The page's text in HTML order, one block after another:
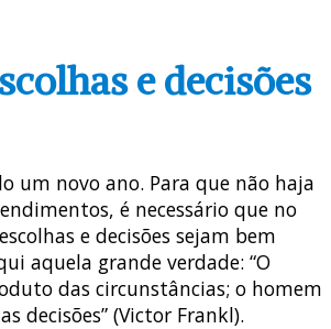
e decisões
um novo ano. Para que não haja
é necessário que no
e decisões sejam bem
aquela grande verdade: “O
das circunstâncias; o homem
decisões” (Victor Frankl).